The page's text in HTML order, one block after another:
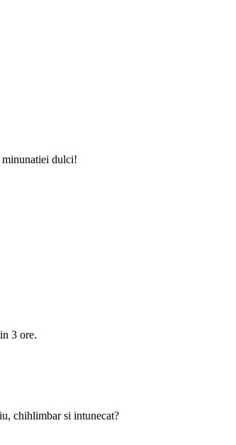
minunatiei dulci!
3 ore.
chihlimbar si intunecat?